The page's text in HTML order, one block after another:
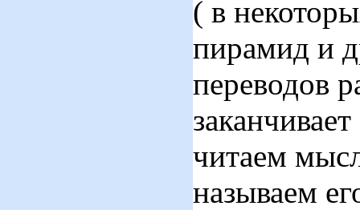
( в
пирамид и
переводов
читаем
называем